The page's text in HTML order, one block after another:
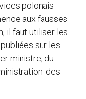
polonais
aux fausses
il faut utiliser les
sur les
ministre, du
des